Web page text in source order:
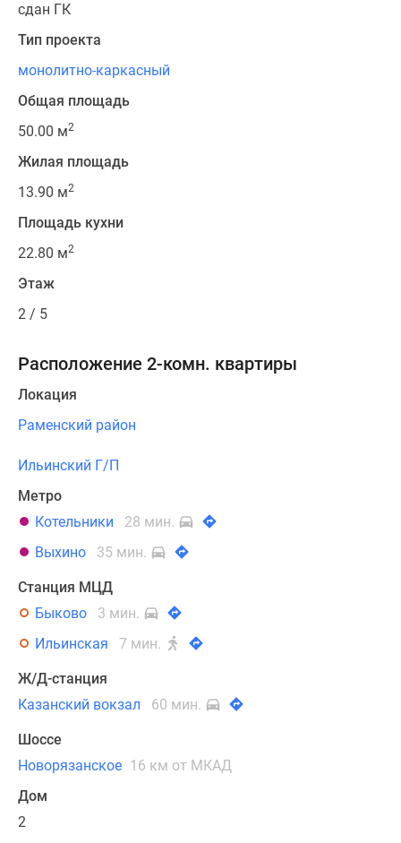
сдан ГК
Тип проекта
монолитно-каркасный
Общая площадь
50.00 м2
Жилая площадь
13.90 м2
Площадь кухни
22.80 м2
Этаж
2 / 5
Расположение 2-комн. квартиры
Локация
Раменский район
Ильинский Г/П
Метро
Котельники
28 мин.
Выхино
35 мин.
Станция МЦД
Быково
3 мин.
Ильинская
7 мин.
Ж/Д-станция
Казанский вокзал
60 мин.
Шоссе
Новорязанское 16 км от МКАД
Дом
2